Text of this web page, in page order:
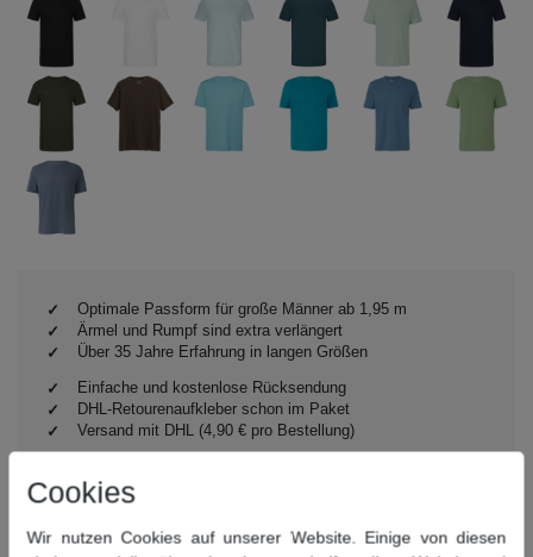
Optimale Passform für große Männer ab 1,95 m
Ärmel und Rumpf sind extra verlängert
Über 35 Jahre Erfahrung in langen Größen
Einfache und kostenlose Rücksendung
DHL-Retourenaufkleber schon im Paket
Versand mit DHL (4,90 € pro Bestellung)
Extra lange Passform
Cookies
Wir nutzen Cookies auf unserer Website. Einige von diesen